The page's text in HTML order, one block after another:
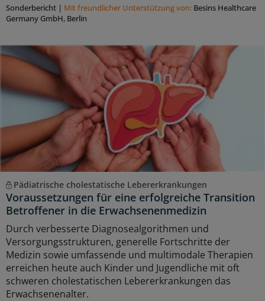
Sonderbericht | Mit freundlicher Unterstützung von: Besins Healthcare
Germany GmbH, Berlin
Pädiatrische cholestatische Lebererkrankungen
Voraussetzungen für eine erfolgreiche Transition
Betroffener in die Erwachsenenmedizin
Durch verbesserte Diagnosealgorithmen und
Versorgungsstrukturen, generelle Fortschritte der
Medizin sowie umfassende und multimodale Therapien
erreichen heute auch Kinder und Jugendliche mit oft
schweren cholestatischen Lebererkrankungen das
Erwachsenenalter.